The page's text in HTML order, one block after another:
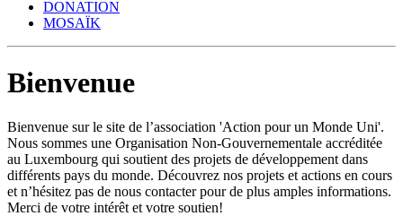
DONATION
MOSAÏK
Bienvenue
Bienvenue sur le site de l’association 'Action pour un Monde Uni'.
Nous sommes une Organisation Non-Gouvernementale accréditée
au Luxembourg qui soutient des projets de développement dans
différents pays du monde. Découvrez nos projets et actions en cours
et n’hésitez pas de nous contacter pour de plus amples informations.
Merci de votre intérêt et votre soutien!